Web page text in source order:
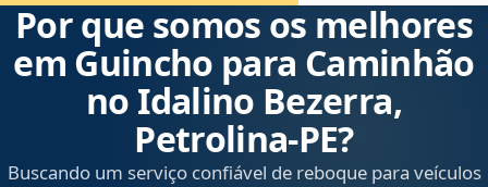
Por que somos os melhores
em Guincho para Caminhão
no Idalino Bezerra,
Petrolina‑PE?
Buscando um serviço confiável de reboque para veículos